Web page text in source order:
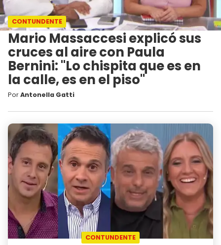
CONTUNDENTE
Mario Massaccesi explicó sus
cruces al aire con Paula
Bernini: "Lo chispita que es en
la calle, es en el piso"
PorAntonella Gatti
CONTUNDENTE